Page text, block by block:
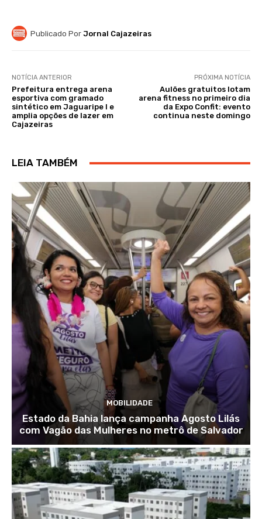
Publicado Por Jornal Cajazeiras
NOTÍCIA ANTERIOR
Prefeitura entrega arena
esportiva com gramado
sintético em Jaguaripe I e
amplia opções de lazer em
Cajazeiras
PRÓXIMA NOTÍCIA
Aulões gratuitos lotam
arena fitness no primeiro dia
da Expo Confit: evento
continua neste domingo
LEIA TAMBÉM
MOBILIDADE
Estado da Bahia lança campanha Agosto Lilás
com Vagão das Mulheres no metrô de Salvador